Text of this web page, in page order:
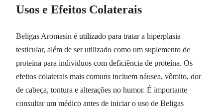
Usos e Efeitos Colaterais
Beligas Aromasin é utilizado para tratar a hiperplasia
testicular, além de ser utilizado como um suplemento de
proteína para indivíduos com deficiência de proteína. Os
efeitos colaterais mais comuns incluem náusea, vômito, dor
de cabeça, tontura e alterações no humor. É importante
consultar um médico antes de iniciar o uso de Beligas